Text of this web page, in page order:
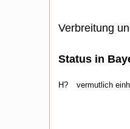
Verbreitung
Status in
H? vermutlich